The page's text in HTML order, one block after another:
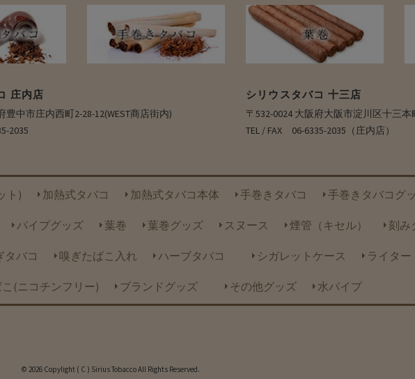
庄内店
豊中市庄内西町2-28-12(WEST商店街内)
2035
シリウスタバコ 十三店
〒532-0024 大阪府大阪市淀川区十三本
TEL / FAX 06-6335-2035（庄内店）
ト) 加熱式タバコ 加熱式タバコ本体 手巻きタバコ 手巻きタバコグ
パイプグッズ 葉巻 葉巻グッズ スヌース 煙管（キセル） 刻み
タバコ 嗅ぎたばこ入れ ハーブタバコ シガレットケース ライター
(ニコチンフリー) ブランドグッズ その他グッズ 水パイプ
© 2026 Copylight ( C ) Sirius Tobacco All Rights Reserved.